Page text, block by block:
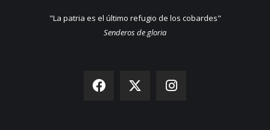
"La patria es el último refugio de los cobardes"
Senderos de gloria